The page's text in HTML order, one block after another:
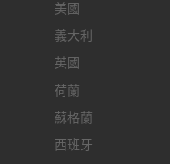
美國
義大利
英國
荷蘭
蘇格蘭
西班牙